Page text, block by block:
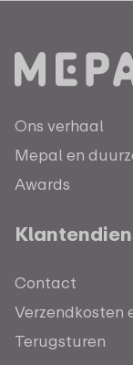
Ons verhaal
Mepal en
Awards
Contact
Verzendkosten
Terugsturen